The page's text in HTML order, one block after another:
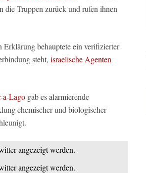
die Truppen zurück und rufen ihnen
behauptete ein verifizierter
steht, israelische Agenten
a-Lago gab es alarmierende
chemischer und biologischer
angezeigt werden.
angezeigt werden.